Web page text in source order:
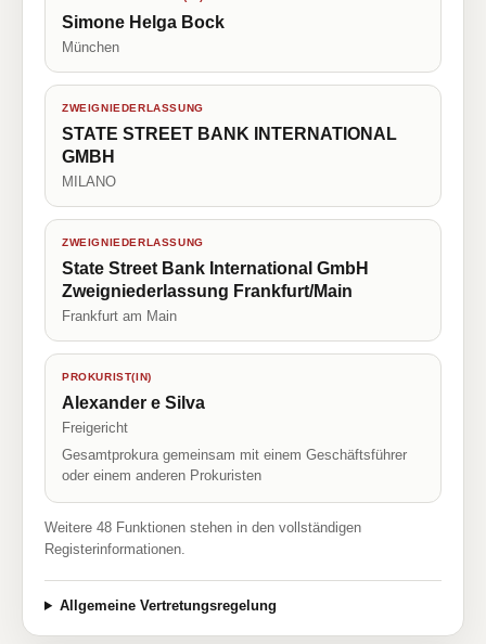
Simone Helga Bock
München
ZWEIGNIEDERLASSUNG
STATE STREET BANK INTERNATIONAL
GMBH
MILANO
ZWEIGNIEDERLASSUNG
State Street Bank International GmbH
Zweigniederlassung Frankfurt/Main
Frankfurt am Main
PROKURIST(IN)
Alexander e Silva
Freigericht
Gesamtprokura gemeinsam mit einem Geschäftsführer
oder einem anderen Prokuristen
Weitere 48 Funktionen stehen in den vollständigen
Registerinformationen.
Allgemeine Vertretungsregelung